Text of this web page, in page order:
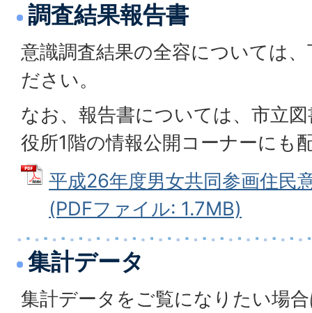
調査結果報告書
意識調査結果の全容については
ださい。
なお、報告書については、市立
役所1階の情報公開コーナーにも
平成26年度男女共同参画住民
(PDFファイル: 1.7MB)
集計データ
集計データをご覧になりたい場